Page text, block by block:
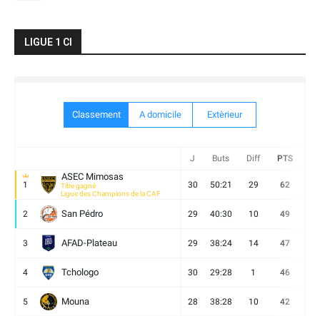
LIGUE 1 CI
Classement A domicile Extèrieur
J Buts Diff PTS
1
ASEC Mimosas
Titre gagné
Ligue des Champions de la CAF
30 50:21 29 62
2 San Pédro 29 40:30 10 49
3 AFAD-Plateau 29 38:24 14 47
4 Tchologo 30 29:28 1 46
5 Mouna 28 38:28 10 42